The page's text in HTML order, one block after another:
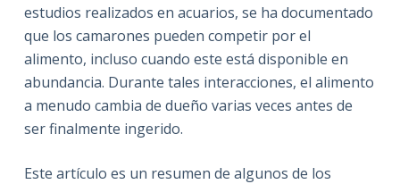
estudios realizados en acuarios, se ha documentado
que los camarones pueden competir por el
alimento, incluso cuando este está disponible en
abundancia. Durante tales interacciones, el alimento
a menudo cambia de dueño varias veces antes de
ser finalmente ingerido.
Este artículo es un resumen de algunos de los